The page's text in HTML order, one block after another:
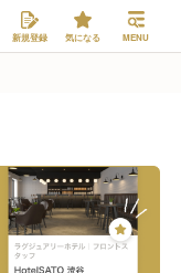
新規登録 気になる MENU